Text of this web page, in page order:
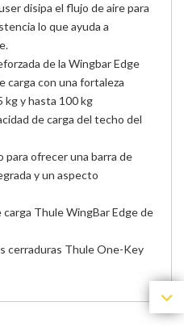
disipa el flujo de aire para
lo que ayuda a
de la Wingbar Edge
carga con una fortaleza
kg y hasta 100 kg
de carga del techo del
para ofrecer una barra de
y un aspecto
Thule WingBar Edge de
cerraduras Thule One-Key